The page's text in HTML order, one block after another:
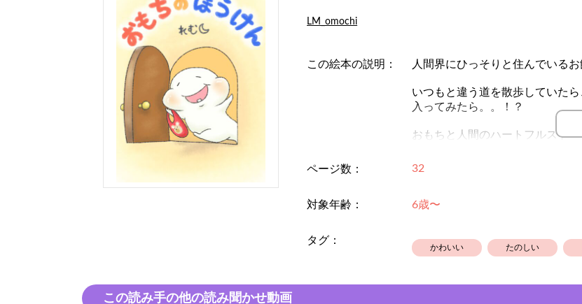
LM_omochi
この絵本の説明： 人間界にひっそりと住んでいるお
いつもと違う道を散歩していた
入ってみたら。。！？
おもちと人間のハートフルスト
ページ数： 32
対象年齢： 6歳〜
タグ：
かわいい たのしい
この読み手の他の読み聞かせ動画